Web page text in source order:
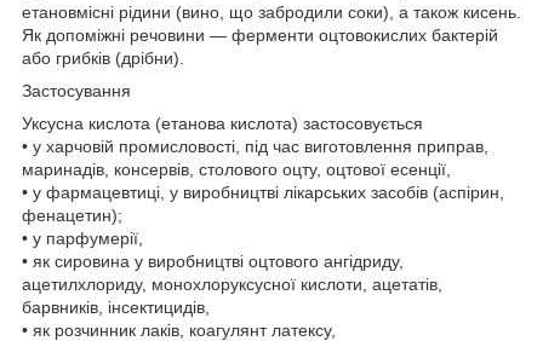
етановмісні рідини (вино, що забродили соки), а також кисень.
Як допоміжні речовини — ферменти оцтовокислих бактерій
або грибків (дрібни).
Застосування
Уксусна кислота (етанова кислота) застосовується
• у харчовій промисловості, під час виготовлення приправ,
маринадів, консервів, столового оцту, оцтової есенції,
• у фармацевтиці, у виробництві лікарських засобів (аспірин,
фенацетин);
• у парфумерії,
• як сировина у виробництві оцтового ангідриду,
ацетилхлориду, монохлоруксусної кислоти, ацетатів,
барвників, інсектицидів,
• як розчинник лаків, коагулянт латексу,